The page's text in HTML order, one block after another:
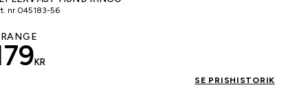
nr 045183-56
KR
SE PRISHISTORIK